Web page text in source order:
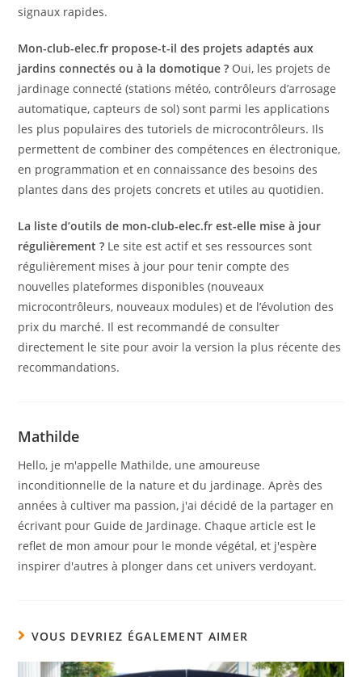
signaux rapides.
Mon-club-elec.fr propose-t-il des projets adaptés aux
jardins connectés ou à la domotique ? Oui, les projets de
jardinage connecté (stations météo, contrôleurs d’arrosage
automatique, capteurs de sol) sont parmi les applications
les plus populaires des tutoriels de microcontrôleurs. Ils
permettent de combiner des compétences en électronique,
en programmation et en connaissance des besoins des
plantes dans des projets concrets et utiles au quotidien.
La liste d’outils de mon-club-elec.fr est-elle mise à jour
régulièrement ? Le site est actif et ses ressources sont
régulièrement mises à jour pour tenir compte des
nouvelles plateformes disponibles (nouveaux
microcontrôleurs, nouveaux modules) et de l’évolution des
prix du marché. Il est recommandé de consulter
directement le site pour avoir la version la plus récente des
recommandations.
Mathilde
Hello, je m'appelle Mathilde, une amoureuse
inconditionnelle de la nature et du jardinage. Après des
années à cultiver ma passion, j'ai décidé de la partager en
écrivant pour Guide de Jardinage. Chaque article est le
reflet de mon amour pour le monde végétal, et j'espère
inspirer d'autres à plonger dans cet univers verdoyant.
VOUS DEVRIEZ ÉGALEMENT AIMER